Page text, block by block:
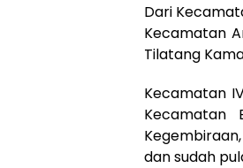
Dari
Kecamatan
Tilatang
Kecamatan
Kecamatan
dan sudah